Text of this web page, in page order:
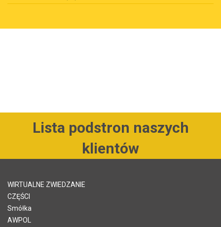
Lista podstron naszych
klientów
WIRTUALNE ZWIEDZANIE
CZĘŚCI
Smółka
AWPOL